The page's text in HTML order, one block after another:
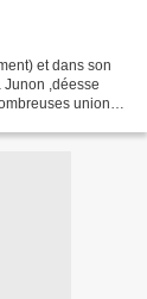
et dans son
,déesse
unions.